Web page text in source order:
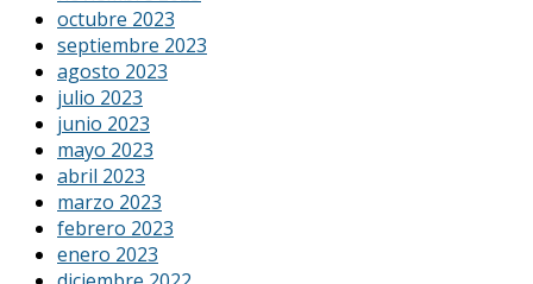
octubre 2023
septiembre 2023
agosto 2023
julio 2023
junio 2023
mayo 2023
abril 2023
marzo 2023
febrero 2023
enero 2023